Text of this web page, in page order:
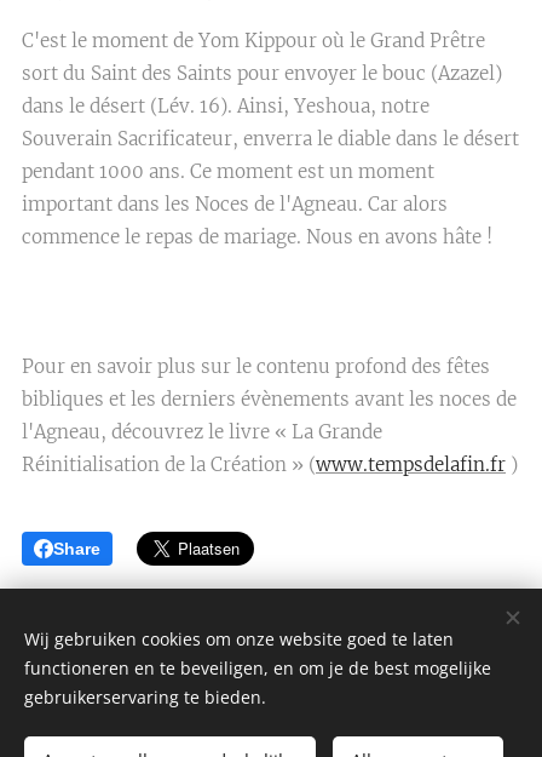
C'est le moment de Yom Kippour où le Grand Prêtre
sort du Saint des Saints pour envoyer le bouc (Azazel)
dans le désert (Lév. 16). Ainsi, Yeshoua, notre
Souverain Sacrificateur, enverra le diable dans le désert
pendant 1000 ans. Ce moment est un moment
important dans les Noces de l'Agneau. Car alors
commence le repas de mariage. Nous en avons hâte !
Pour en savoir plus sur le contenu profond des fêtes
bibliques et les derniers évènements avant les noces de
l'Agneau, découvrez le livre « La Grande
Réinitialisation de la Création » (www.tempsdelafin.fr )
Share
AAFJE GELUK BEKLEDING
Wij gebruiken cookies om onze website goed te laten
functioneren en te beveiligen, en om je de best mogelijke
gebruikerservaring te bieden.